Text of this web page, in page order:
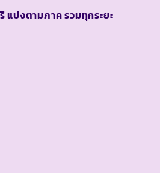
แบ่งตามภาค รวมทุกระยะ